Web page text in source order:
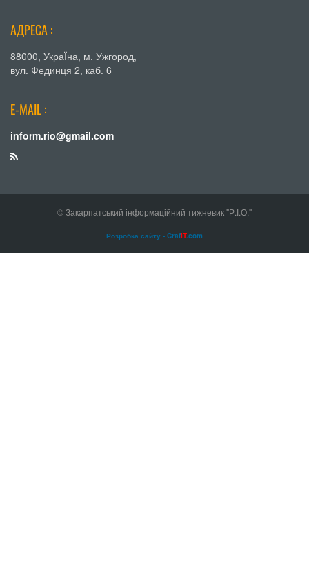
АДРЕСА :
88000, УкраЇна, м. Ужгород,
вул. Фединця 2, каб. 6
E-MAIL :
inform.rio@gmail.com
© Закарпатський інформаційний тижневик "Р.І.О."
Розробка сайту - CrafIT.com